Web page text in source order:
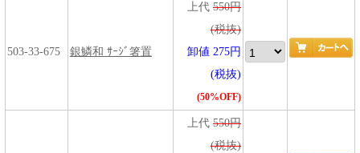
503-33-675 銀鱗和 ｻｰｼﾞ箸置
上代 550円
(税抜)
卸値 275円
(税抜)
(50%OFF)
上代 550円
(税抜)